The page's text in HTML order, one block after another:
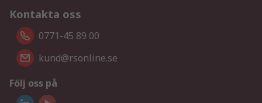
Kontakta oss
0771-45 89 00
kund@rsonline.se
Följ oss på